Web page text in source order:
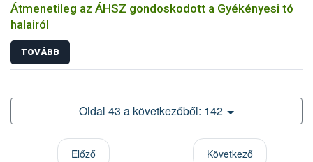
Átmenetileg az ÁHSZ gondoskodott a Gyékényesi tó
halairól
TOVÁBB
Oldal 43 a következőből: 142
Előző
Következő